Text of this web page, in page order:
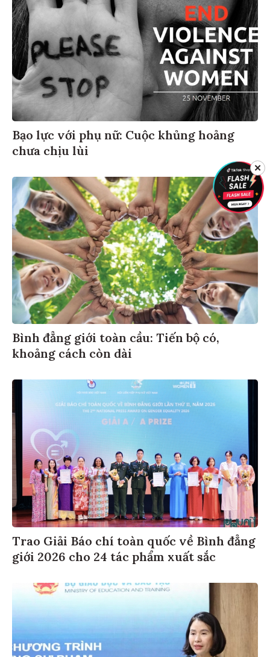
Bạo lực với phụ nữ: Cuộc khủng hoảng
chưa chịu lùi
Bình đẳng giới toàn cầu: Tiến bộ có,
khoảng cách còn dài
Trao Giải Báo chí toàn quốc về Bình đẳng
giới 2026 cho 24 tác phẩm xuất sắc
✕